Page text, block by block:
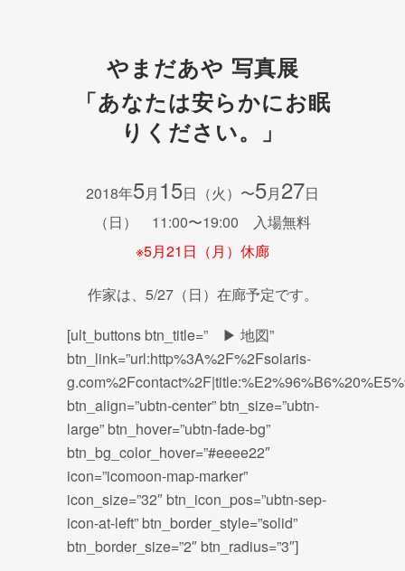
やまだあや 写真展
「あなたは安らかにお眠
りください。」
2018年5月 15日（火）〜5月27日
（日） 11:00〜19:00 入場無料
※5月21日（月）休廊
作家は、5/27（日）在廊予定です。
[ult_buttons btn_title=” ▶ 地図”
btn_link=”url:http%3A%2F%2Fsolaris-
btn_align=”ubtn-center” btn_size=”ubtn-
large” btn_hover=”ubtn-fade-bg”
btn_bg_color_hover=”#eeee22″
icon=”icomoon-map-marker”
icon_size=”32″ btn_icon_pos=”ubtn-sep-
icon-at-left” btn_border_style=”solid”
btn_border_size=”2″ btn_radius=”3″]